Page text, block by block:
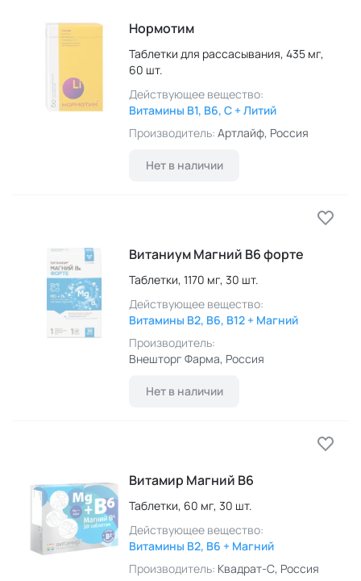
Нормотим
Таблетки для рассасывания, 435 мг,
60 шт.
Действующее вещество:
Витамины B1, B6, C + Литий
Производитель: Артлайф, Россия
Нет в наличии
Витаниум Магний B6 форте
Таблетки, 1170 мг, 30 шт.
Действующее вещество:
Витамины B2, B6, B12 + Магний
Производитель:
Внешторг Фарма, Россия
Нет в наличии
Витамир Магний B6
Таблетки, 60 мг, 30 шт.
Действующее вещество:
Витамины B2, B6 + Магний
Производитель: Квадрат-С, Россия